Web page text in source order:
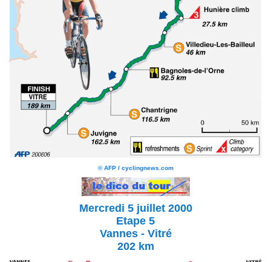
© AFP / cyclingnews.com
Mercredi 5 juillet 2000
Etape 5
Vannes - Vitré
202 km